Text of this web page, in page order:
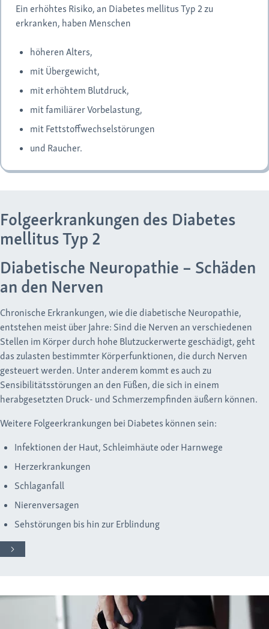
Ein erhöhtes Risiko, an Diabetes mellitus Typ 2 zu
erkranken, haben Menschen
höheren Alters,
mit Übergewicht,
mit erhöhtem Blutdruck,
mit familiärer Vorbelastung,
mit Fettstoffwechselstörungen
und Raucher.
Folgeerkrankungen des Diabetes
mellitus Typ 2
Diabetische Neuropathie – Schäden
an den Nerven
Chronische Erkrankungen, wie die diabetische Neuropathie,
entstehen meist über Jahre: Sind die Nerven an verschiedenen
Stellen im Körper durch hohe Blutzuckerwerte geschädigt, geht
das zulasten bestimmter Körperfunktionen, die durch Nerven
gesteuert werden. Unter anderem kommt es auch zu
Sensibilitätsstörungen an den Füßen, die sich in einem
herabgesetzten Druck- und Schmerzempfinden äußern können.
Weitere Folgeerkrankungen bei Diabetes können sein:
Infektionen der Haut, Schleimhäute oder Harnwege
Herzerkrankungen
Schlaganfall
Nierenversagen
Sehstörungen bis hin zur Erblindung